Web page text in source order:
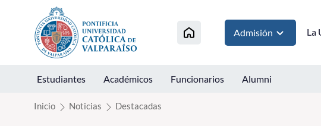
Click acá para ir directamente al contenido
Admisión La
Estudiantes Académicos Funcionarios Alumni
Inicio Noticias Destacadas